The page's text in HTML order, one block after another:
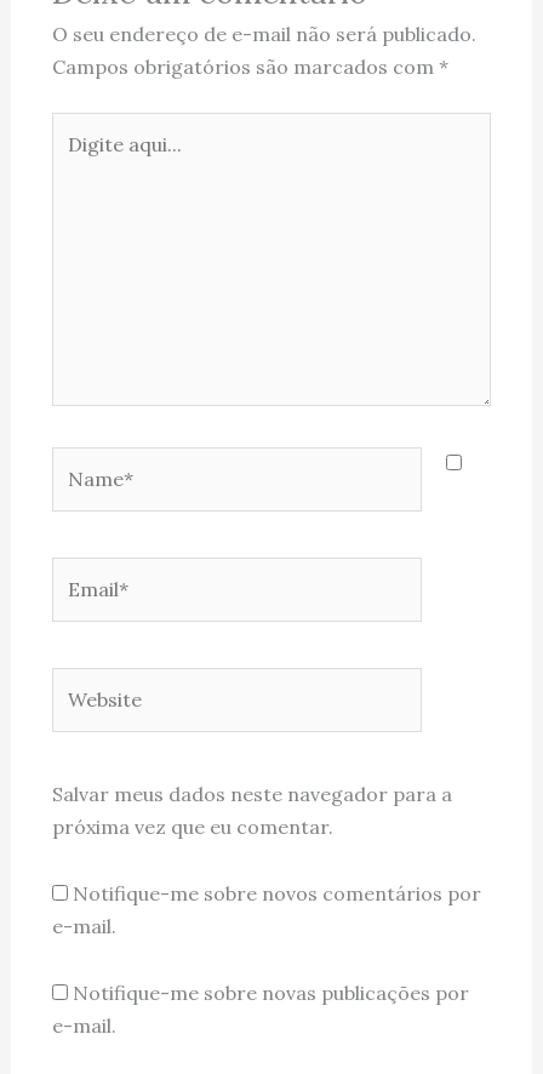
O seu endereço de e-mail não será publicado.
Campos obrigatórios são marcados com *
aqui...
Salvar meus dados neste navegador para a
próxima vez que eu comentar.
Notifique-me sobre novos comentários por
e-mail.
Notifique-me sobre novas publicações por
e-mail.